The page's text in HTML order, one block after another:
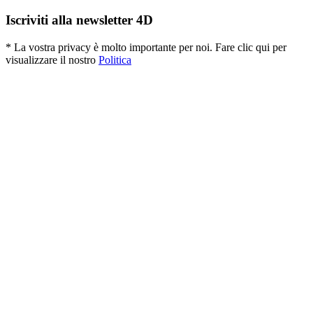
Iscriviti alla newsletter 4D
* La vostra privacy è molto importante per noi. Fare clic qui per
visualizzare il nostro Politica